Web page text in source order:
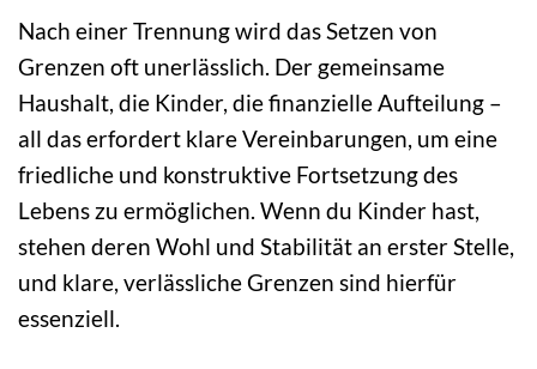
Nach einer Trennung wird das Setzen von
Grenzen oft unerlässlich. Der gemeinsame
Haushalt, die Kinder, die finanzielle Aufteilung –
all das erfordert klare Vereinbarungen, um eine
friedliche und konstruktive Fortsetzung des
Lebens zu ermöglichen. Wenn du Kinder hast,
stehen deren Wohl und Stabilität an erster Stelle,
und klare, verlässliche Grenzen sind hierfür
essenziell.